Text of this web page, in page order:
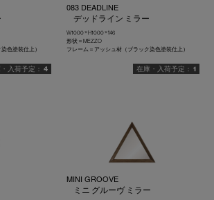
色塗装仕上）
4
083 DEADLINE
デッドライン ミラー
W1000 × H1000 × t46
形状＝MEZZO
フレーム＝アッシュ材（ブラック染色塗装仕上）
1
MINI GROOVE
ミニ グルーヴ ミラー